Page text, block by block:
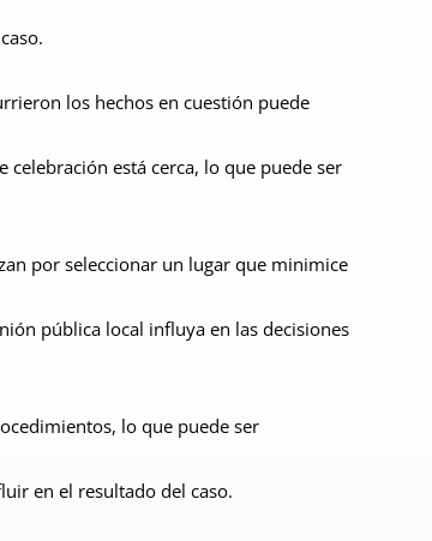
los hechos en cuestión puede
está cerca, lo que puede ser
por seleccionar un lugar que minimice
pública local influya en las decisiones
lo que puede ser
en el resultado del caso.